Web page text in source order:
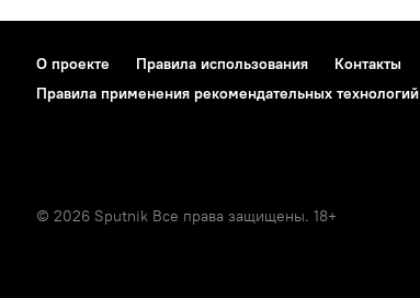
О проекте Правила использования Контакты
Правила применения рекомендательных технологий
© 2026 Sputnik Все права защищены. 18+